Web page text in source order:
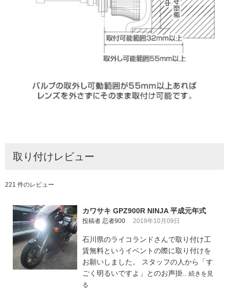
取り付けレビュー
221 件のレビュー
カワサキ GPZ900R NINJA 平成元年式
投稿者 忍者900 2019年10月09日
石川県のライコランドさんで取り付け工
賃無料というイベントの際に取り付けを
お願いしました。 スタッフの人から「す
ごく明るいですよ」とのお声掛.. 続きを見
る